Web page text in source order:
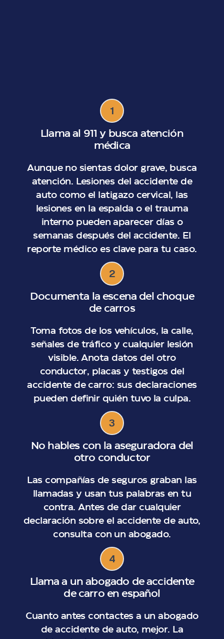
1
Llama al 911 y busca atención
médica
Aunque no sientas dolor grave, busca
atención. Lesiones del accidente de
auto como el latigazo cervical, las
lesiones en la espalda o el trauma
interno pueden aparecer días o
semanas después del accidente. El
reporte médico es clave para tu caso.
2
Documenta la escena del choque
de carros
Toma fotos de los vehículos, la calle,
señales de tráfico y cualquier lesión
visible. Anota datos del otro
conductor, placas y testigos del
accidente de carro: sus declaraciones
pueden definir quién tuvo la culpa.
3
No hables con la aseguradora del
otro conductor
Las compañías de seguros graban las
llamadas y usan tus palabras en tu
contra. Antes de dar cualquier
declaración sobre el accidente de auto,
consulta con un abogado.
4
Llama a un abogado de accidente
de carro en español
Cuanto antes contactes a un abogado
de accidente de auto, mejor. La